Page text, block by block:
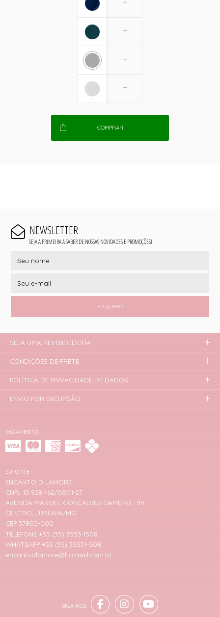
COMPRAR
NEWSLETTER
SEJA A PRIMEIRA A SABER DE NOSSAS NOVIDADES E PROMOÇÕES!
EU QUERO
PAGAMENTO
SUPORTE
ENCANTO D LAMORE
CNPJ 10.928.462/0001-27
AVENIDA MANOEL GONÇALVES GAMERO , 95
CENTRO, JURUAIA/MG
CEP 37805-000
TELEFONE +55 (35) 3553-1508
WHATSAPP +55 (35) 35531-508
encantodlamore@hotmail.com.br
SEJA UMA REVENDEDORA
CONDIÇÕES DE FRETE
POLÍTICA DE PRIVACIDADE DE DADOS
ENVIO POR EXCURSÃO